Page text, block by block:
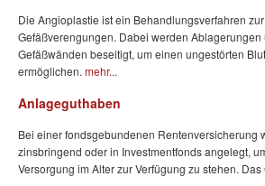
Die Angioplastie ist ein Behandlungsverfahren
Gefäßverengungen. Dabei werden
Gefäßwänden beseitigt, um einen ungestörten
ermöglichen.mehr...
Anlageguthaben
Bei einer fondsgebundenen Rentenversicherung
zinsbringend oder in Investmentfonds angelegt,
Versorgung im Alter zur Verfügung zu stehen.